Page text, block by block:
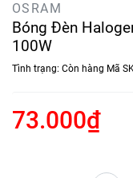
OSRAM
Bóng Đèn
100W
Tình trạng: Còn hàng Mã
73.000₫